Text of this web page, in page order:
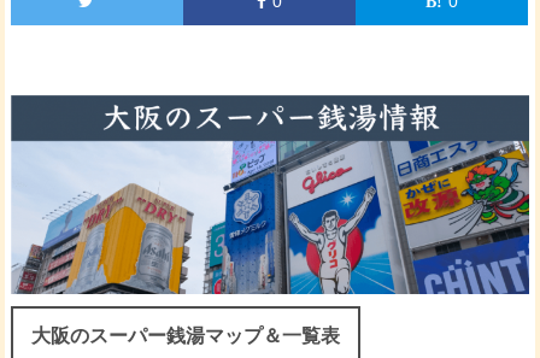
大阪のスーパー銭湯マップ＆一覧表